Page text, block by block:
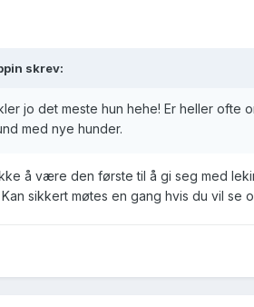
skrev:
jo det meste hun hehe! Er heller ofte
med nye hunder.
å være den første til å gi seg med
sikkert møtes en gang hvis du vil se